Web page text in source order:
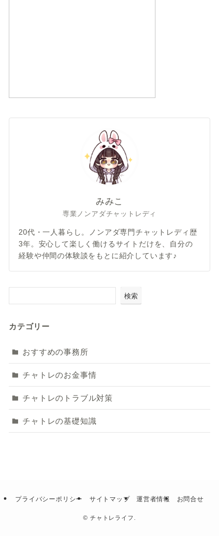
みみこ
専業ノンアダチャットレディ
20代・一人暮らし。ノンアダ専門チャットレディ歴
3年。安心して楽しく働けるサイトだけを、自分の
経験や仲間の体験談をもとに紹介しています♪
検索
カテゴリー
おすすめの事務所
チャトレのお金事情
チャトレのトラブル対策
チャトレの基礎知識
プライバシーポリシー サイトマップ 運営者情報 お問合せ
© チャトレライフ.